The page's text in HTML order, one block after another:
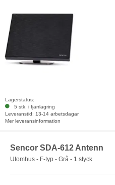
Lagerstatus:
5 stk. i fjärrlagring
Leveranstid: 13-14 arbetsdagar
Mer leveransinformation
Sencor SDA-612 Antenn
Utomhus - F-typ - Grå - 1 styck